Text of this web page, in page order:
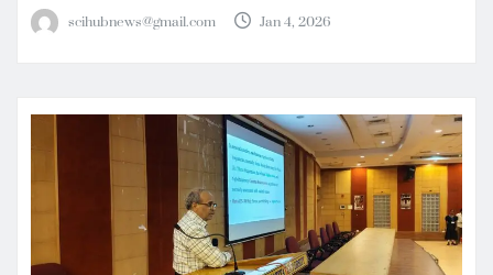
scihubnews@gmail.com Jan 4, 2026